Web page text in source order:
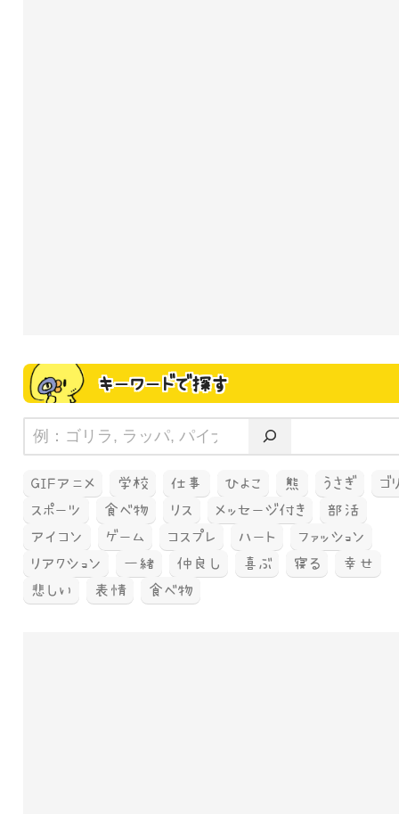
キーワードで探す
GIFアニメ 学校 仕事 ひよこ 熊 うさぎ
ゴ
スポーツ
食べ物 リス メッセージ付き
部活
アイコン
ゲーム コスプレ ハート
ファッション
リアクション
一緒 仲良し 喜ぶ 寝る
幸せ
悲しい
表情 食べ物